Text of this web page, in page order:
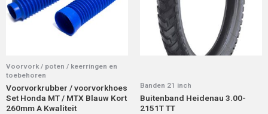
Voorvork / poten / keerringen en
toebehoren
Voorvorkrubber / voorvorkhoes
Set Honda MT / MTX Blauw Kort
260mm A Kwaliteit
Banden 21 inch
Buitenband Heidenau 3.00-
2151T TT